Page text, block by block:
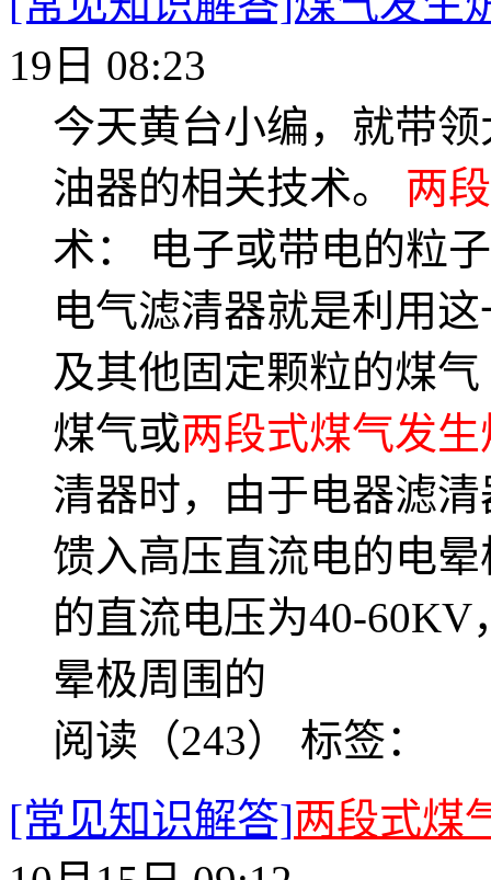
19日 08:23
今天黄台小编，就带
油器的相关技术。 两
术： 电子或带电的粒
电气滤清器就是利用
及其他固定颗粒的煤
煤气或两段式煤气发生
清器时，由于电器滤
馈入高压直流电的电
的直流电压为40-
晕极周围的
阅读（243） 标签：
[常见知识解答]两段式煤